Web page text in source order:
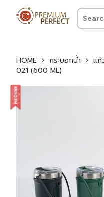
HOME กระบอกน้ำ แก้
021 (600 ML)